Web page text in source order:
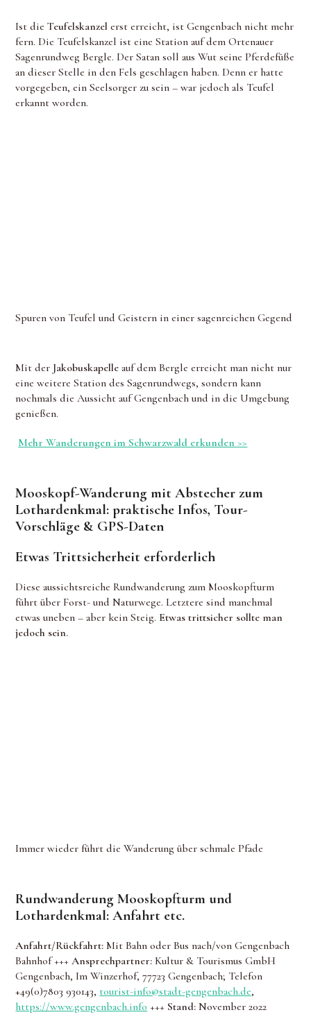
Ist dieTeufelskanzel erst erreicht, ist Gengenbach nicht mehr
fern. Die Teufelskanzel ist eine Station auf dem Ortenauer
Sagenrundweg Bergle. Der Satan soll aus Wut seine Pferdefüße
an dieser Stelle in den Fels geschlagen haben. Denn er hatte
vorgegeben, ein Seelsorger zu sein – war jedoch als Teufel
erkannt worden.
Spuren von Teufel und Geistern in einer sagenreichen Gegend
Mit der Jakobuskapelle auf dem Bergle erreicht man nicht nur
eine weitere Station des Sagenrundwegs, sondern kann
nochmals die Aussicht auf Gengenbach und in die Umgebung
genießen.
Mehr Wanderungen im Schwarzwald erkunden >>
Mooskopf-Wanderung mit Abstecher zum
Lothardenkmal: praktische Infos, Tour-
Vorschläge & GPS-Daten
Etwas Trittsicherheit erforderlich
Diese aussichtsreiche Rundwanderung zum Mooskopfturm
führt über Forst- und Naturwege. Letztere sind manchmal
etwas uneben – aber kein Steig. Etwas trittsicher sollte man
jedoch sein.
Immer wieder führt die Wanderung über schmale Pfade
Rundwanderung Mooskopfturm und
Lothardenkmal: Anfahrt etc.
Anfahrt/Rückfahrt:Mit Bahn oder Bus nach/von Gengenbach
Bahnhof+++ Ansprechpartner:Kultur & Tourismus GmbH
Gengenbach, Im Winzerhof, 77723 Gengenbach; Telefon
+49(0)7803 930143, tourist-info@stadt-gengenbach.de,
https://www.gengenbach.info +++ Stand:November 2022